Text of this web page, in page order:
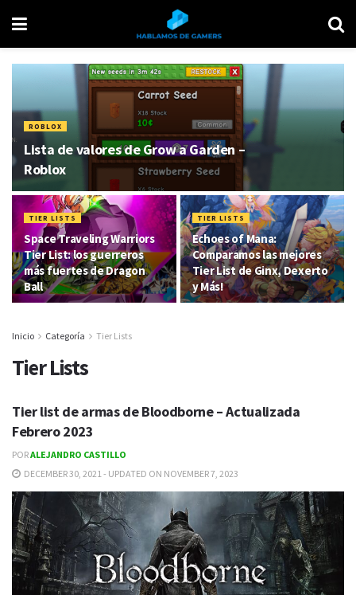
ROBLOX
Lista de valores de Grow a Garden –
Roblox
TIER LISTS
Space Traveling Warriors
Tier List: los guerreros
más fuertes de Dragon
Ball
TIER LISTS
Echoes of Mana:
Comparamos las mejores
Tier List de Ginx, Dexerto
y Más!
Inicio Categoría Tier Lists
Tier Lists
Tier list de armas de Bloodborne – Actualizada
Febrero 2023
PORALEJANDRO CASTILLO
DECEMBER 30, 2021 - UPDATED ON NOVEMBER 7, 2023